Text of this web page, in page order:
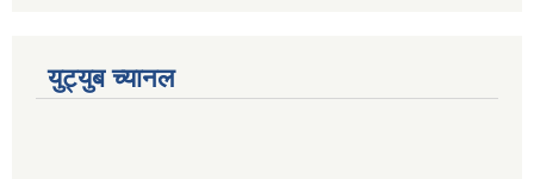
युट्युब च्यानल